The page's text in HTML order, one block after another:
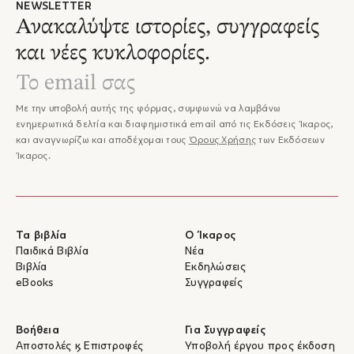
NEWSLETTER
Ανακαλύψτε ιστορίες, συγγραφείς
και νέες κυκλοφορίες.
Με την υποβολή αυτής της φόρμας, συμφωνώ να λαμβάνω
ενημερωτικά δελτία και διαφημιστικά email από τις Εκδόσεις Ίκαρος,
και αναγνωρίζω και αποδέχομαι τους Όρους Χρήσης των Εκδόσεων
Ίκαρος.
Τα βιβλία
Παιδικά Βιβλία
Βιβλία
eBooks
Ο Ίκαρος
Νέα
Εκδηλώσεις
Συγγραφείς
Βοήθεια
Αποστολές & Επιστροφές
Για Συγγραφείς
Υποβολή έργου προς έκδοση